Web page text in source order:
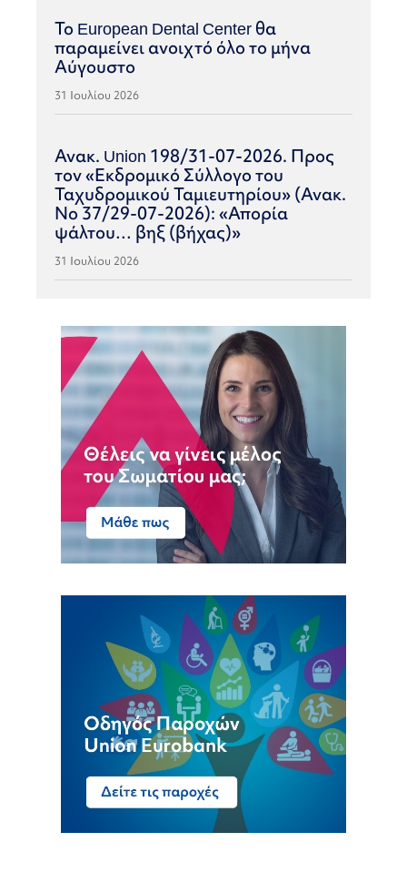
Το European Dental Center θα
παραμείνει ανοιχτό όλο το μήνα
Αύγουστο
31 Ιουλίου 2026
Ανακ. Union 198/31-07-2026. Προς
τον «Εκδρομικό Σύλλογο του
Ταχυδρομικού Ταμιευτηρίου» (Ανακ.
Νο 37/29-07-2026): «Απορία
ψάλτου… βηξ (βήχας)»
31 Ιουλίου 2026